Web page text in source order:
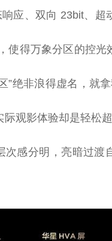
应、双向 23bit、超
使得万象分区的控光
”绝非浪得虚名，就
观影体验却是轻松
感分明，亮暗过渡